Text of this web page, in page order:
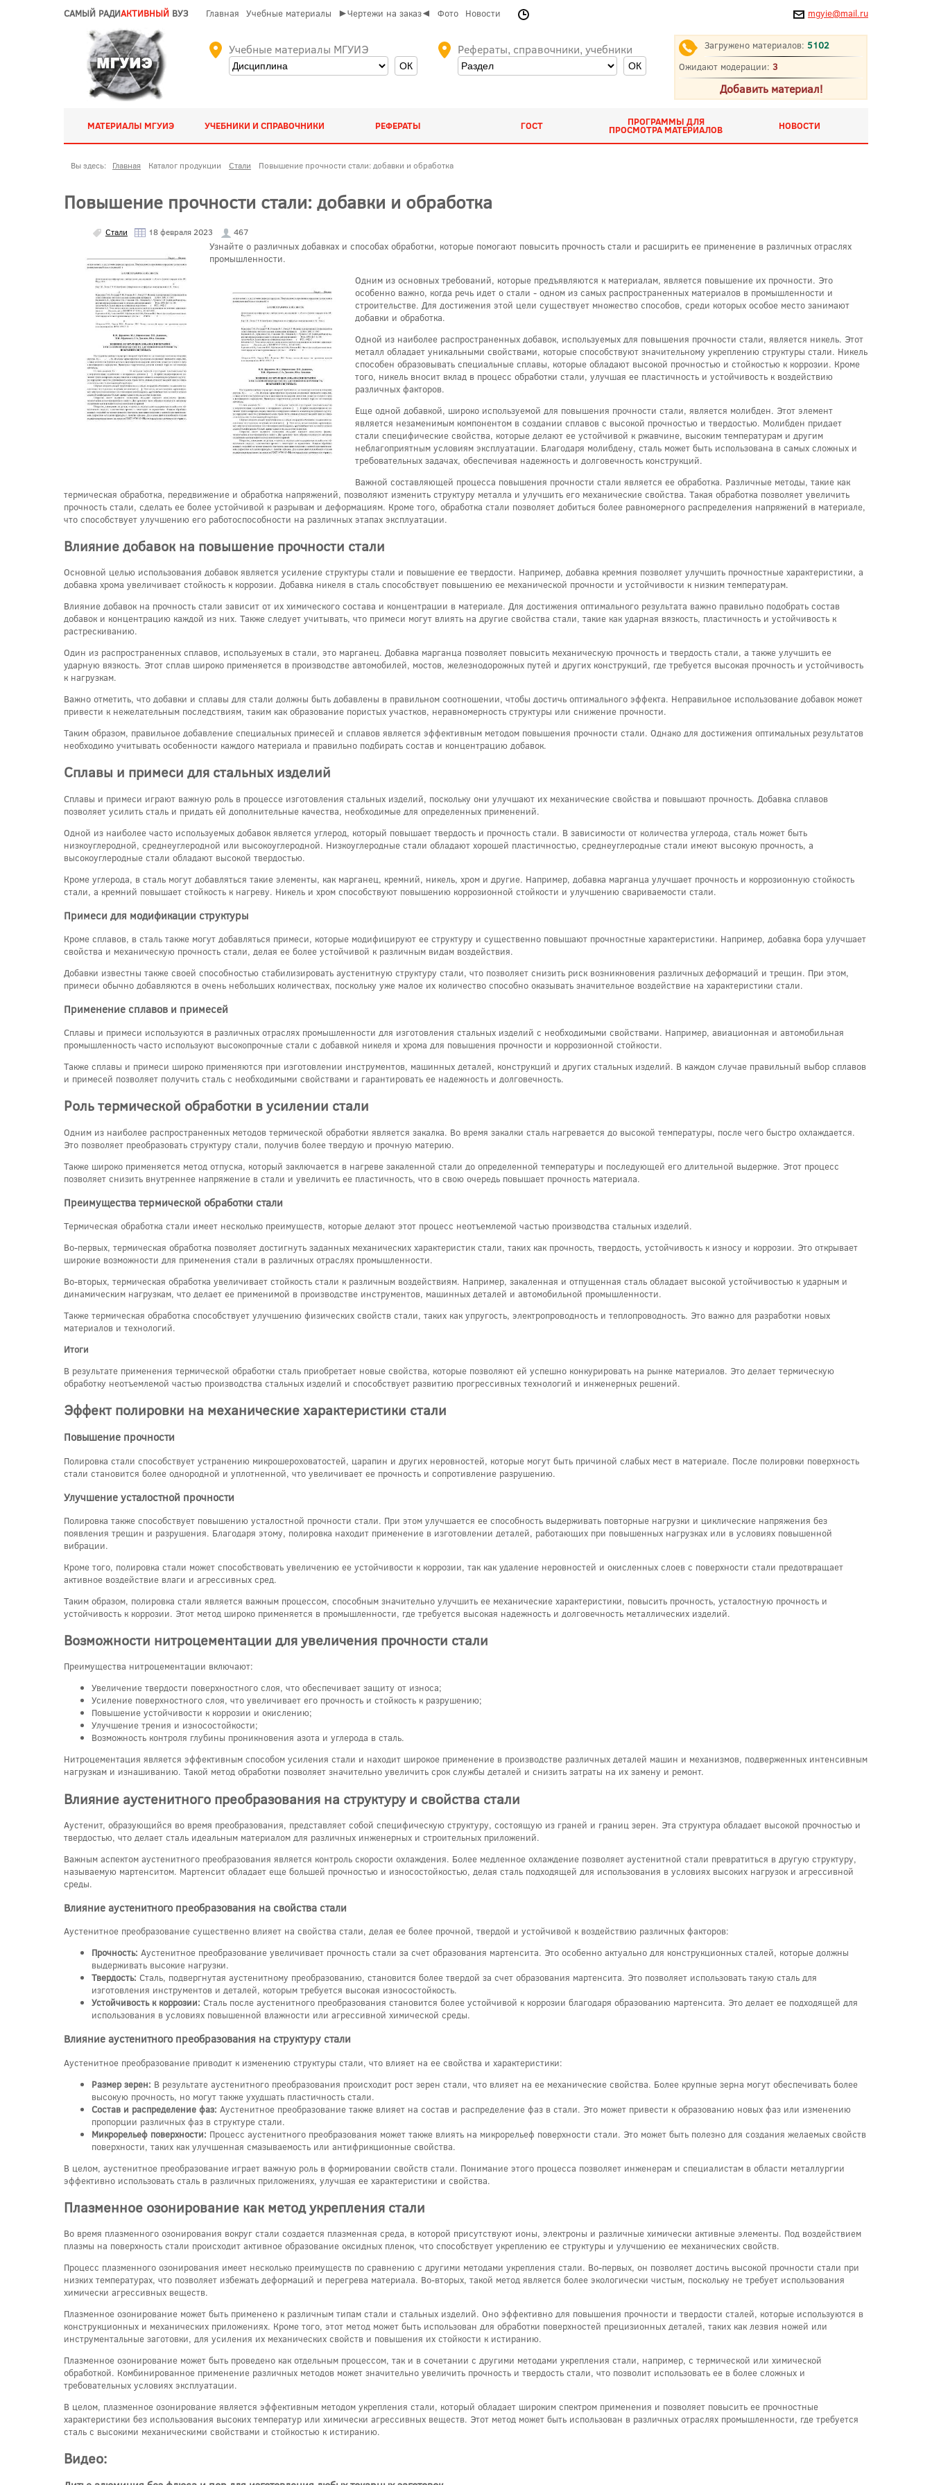
САМЫЙ РАДИАКТИВНЫЙ ВУЗ Главная Учебные материалы ►Чертежи на заказ◄ Фото Новости mgyie@mail.ru
Учебные материалы МГУИЭ Рефераты, справочники, учебники Загружено материалов: 5102
Ожидают модерации: 3
Добавить материал!
МАТЕРИАЛЫ МГУИЭ УЧЕБНИКИ И СПРАВОЧНИКИ РЕФЕРАТЫ ГОСТ ПРОГРАММЫ ДЛЯ
ПРОСМОТРА МАТЕРИАЛОВ НОВОСТИ
Вы здесь: Главная Каталог продукции Стали Повышение прочности стали: добавки и обработка
Повышение прочности стали: добавки и обработка
Стали 18 февраля 2023 467
Узнайте о различных добавках и способах обработки, которые помогают повысить прочность стали и расширить ее применение в различных отраслях
промышленности.
Одним из основных требований, которые предъявляются к материалам, является повышение их прочности. Это
особенно важно, когда речь идет о стали - одном из самых распространенных материалов в промышленности и
строительстве. Для достижения этой цели существует множество способов, среди которых особое место занимают
добавки и обработка.
Одной из наиболее распространенных добавок, используемых для повышения прочности стали, является никель. Этот
металл обладает уникальными свойствами, которые способствуют значительному укреплению структуры стали. Никель
способен образовывать специальные сплавы, которые обладают высокой прочностью и стойкостью к коррозии. Кроме
того, никель вносит вклад в процесс обработки стали, улучшая ее пластичность и устойчивость к воздействию
различных факторов.
Еще одной добавкой, широко используемой для повышения прочности стали, является молибден. Этот элемент
является незаменимым компонентом в создании сплавов с высокой прочностью и твердостью. Молибден придает
стали специфические свойства, которые делают ее устойчивой к ржавчине, высоким температурам и другим
неблагоприятным условиям эксплуатации. Благодаря молибдену, сталь может быть использована в самых сложных и
требовательных задачах, обеспечивая надежность и долговечность конструкций.
Важной составляющей процесса повышения прочности стали является ее обработка. Различные методы, такие как
термическая обработка, передвижение и обработка напряжений, позволяют изменить структуру металла и улучшить его механические свойства. Такая обработка позволяет увеличить
прочность стали, сделать ее более устойчивой к разрывам и деформациям. Кроме того, обработка стали позволяет добиться более равномерного распределения напряжений в материале,
что способствует улучшению его работоспособности на различных этапах эксплуатации.
Влияние добавок на повышение прочности стали
Основной целью использования добавок является усиление структуры стали и повышение ее твердости. Например, добавка кремния позволяет улучшить прочностные характеристики, а
добавка хрома увеличивает стойкость к коррозии. Добавка никеля в сталь способствует повышению ее механической прочности и устойчивости к низким температурам.
Влияние добавок на прочность стали зависит от их химического состава и концентрации в материале. Для достижения оптимального результата важно правильно подобрать состав
добавок и концентрацию каждой из них. Также следует учитывать, что примеси могут влиять на другие свойства стали, такие как ударная вязкость, пластичность и устойчивость к
растрескиванию.
Один из распространенных сплавов, используемых в стали, это марганец. Добавка марганца позволяет повысить механическую прочность и твердость стали, а также улучшить ее
ударную вязкость. Этот сплав широко применяется в производстве автомобилей, мостов, железнодорожных путей и других конструкций, где требуется высокая прочность и устойчивость
к нагрузкам.
Важно отметить, что добавки и сплавы для стали должны быть добавлены в правильном соотношении, чтобы достичь оптимального эффекта. Неправильное использование добавок может
привести к нежелательным последствиям, таким как образование пористых участков, неравномерность структуры или снижение прочности.
Таким образом, правильное добавление специальных примесей и сплавов является эффективным методом повышения прочности стали. Однако для достижения оптимальных результатов
необходимо учитывать особенности каждого материала и правильно подбирать состав и концентрацию добавок.
Сплавы и примеси для стальных изделий
Сплавы и примеси играют важную роль в процессе изготовления стальных изделий, поскольку они улучшают их механические свойства и повышают прочность. Добавка сплавов
позволяет усилить сталь и придать ей дополнительные качества, необходимые для определенных применений.
Одной из наиболее часто используемых добавок является углерод, который повышает твердость и прочность стали. В зависимости от количества углерода, сталь может быть
низкоуглеродной, среднеуглеродной или высокоуглеродной. Низкоуглеродные стали обладают хорошей пластичностью, среднеуглеродные стали имеют высокую прочность, а
высокоуглеродные стали обладают высокой твердостью.
Кроме углерода, в сталь могут добавляться такие элементы, как марганец, кремний, никель, хром и другие. Например, добавка марганца улучшает прочность и коррозионную стойкость
стали, а кремний повышает стойкость к нагреву. Никель и хром способствуют повышению коррозионной стойкости и улучшению свариваемости стали.
Примеси для модификации структуры
Кроме сплавов, в сталь также могут добавляться примеси, которые модифицируют ее структуру и существенно повышают прочностные характеристики. Например, добавка бора улучшает
свойства и механическую прочность стали, делая ее более устойчивой к различным видам воздействия.
Добавки известны также своей способностью стабилизировать аустенитную структуру стали, что позволяет снизить риск возникновения различных деформаций и трещин. При этом,
примеси обычно добавляются в очень небольших количествах, поскольку уже малое их количество способно оказывать значительное воздействие на характеристики стали.
Применение сплавов и примесей
Сплавы и примеси используются в различных отраслях промышленности для изготовления стальных изделий с необходимыми свойствами. Например, авиационная и автомобильная
промышленность часто используют высокопрочные стали с добавкой никеля и хрома для повышения прочности и коррозионной стойкости.
Также сплавы и примеси широко применяются при изготовлении инструментов, машинных деталей, конструкций и других стальных изделий. В каждом случае правильный выбор сплавов
и примесей позволяет получить сталь с необходимыми свойствами и гарантировать ее надежность и долговечность.
Роль термической обработки в усилении стали
Одним из наиболее распространенных методов термической обработки является закалка. Во время закалки сталь нагревается до высокой температуры, после чего быстро охлаждается.
Это позволяет преобразовать структуру стали, получив более твердую и прочную материю.
Также широко применяется метод отпуска, который заключается в нагреве закаленной стали до определенной температуры и последующей его длительной выдержке. Этот процесс
позволяет снизить внутреннее напряжение в стали и увеличить ее пластичность, что в свою очередь повышает прочность материала.
Преимущества термической обработки стали
Термическая обработка стали имеет несколько преимуществ, которые делают этот процесс неотъемлемой частью производства стальных изделий.
Во-первых, термическая обработка позволяет достигнуть заданных механических характеристик стали, таких как прочность, твердость, устойчивость к износу и коррозии. Это открывает
широкие возможности для применения стали в различных отраслях промышленности.
Во-вторых, термическая обработка увеличивает стойкость стали к различным воздействиям. Например, закаленная и отпущенная сталь обладает высокой устойчивостью к ударным и
динамическим нагрузкам, что делает ее применимой в производстве инструментов, машинных деталей и автомобильной промышленности.
Также термическая обработка способствует улучшению физических свойств стали, таких как упругость, электропроводность и теплопроводность. Это важно для разработки новых
материалов и технологий.
Итоги
В результате применения термической обработки сталь приобретает новые свойства, которые позволяют ей успешно конкурировать на рынке материалов. Это делает термическую
обработку неотъемлемой частью производства стальных изделий и способствует развитию прогрессивных технологий и инженерных решений.
Эффект полировки на механические характеристики стали
Повышение прочности
Полировка стали способствует устранению микрошероховатостей, царапин и других неровностей, которые могут быть причиной слабых мест в материале. После полировки поверхность
стали становится более однородной и уплотненной, что увеличивает ее прочность и сопротивление разрушению.
Улучшение усталостной прочности
Полировка также способствует повышению усталостной прочности стали. При этом улучшается ее способность выдерживать повторные нагрузки и циклические напряжения без
появления трещин и разрушения. Благодаря этому, полировка находит применение в изготовлении деталей, работающих при повышенных нагрузках или в условиях повышенной
вибрации.
Кроме того, полировка стали может способствовать увеличению ее устойчивости к коррозии, так как удаление неровностей и окисленных слоев с поверхности стали предотвращает
активное воздействие влаги и агрессивных сред.
Таким образом, полировка стали является важным процессом, способным значительно улучшить ее механические характеристики, повысить прочность, усталостную прочность и
устойчивость к коррозии. Этот метод широко применяется в промышленности, где требуется высокая надежность и долговечность металлических изделий.
Возможности нитроцементации для увеличения прочности стали
Преимущества нитроцементации включают:
Увеличение твердости поверхностного слоя, что обеспечивает защиту от износа;
Усиление поверхностного слоя, что увеличивает его прочность и стойкость к разрушению;
Повышение устойчивости к коррозии и окислению;
Улучшение трения и износостойкости;
Возможность контроля глубины проникновения азота и углерода в сталь.
Нитроцементация является эффективным способом усиления стали и находит широкое применение в производстве различных деталей машин и механизмов, подверженных интенсивным
нагрузкам и изнашиванию. Такой метод обработки позволяет значительно увеличить срок службы деталей и снизить затраты на их замену и ремонт.
Влияние аустенитного преобразования на структуру и свойства стали
Аустенит, образующийся во время преобразования, представляет собой специфическую структуру, состоящую из граней и границ зерен. Эта структура обладает высокой прочностью и
твердостью, что делает сталь идеальным материалом для различных инженерных и строительных приложений.
Важным аспектом аустенитного преобразования является контроль скорости охлаждения. Более медленное охлаждение позволяет аустенитной стали превратиться в другую структуру,
называемую мартенситом. Мартенсит обладает еще большей прочностью и износостойкостью, делая сталь подходящей для использования в условиях высоких нагрузок и агрессивной
среды.
Влияние аустенитного преобразования на свойства стали
Аустенитное преобразование существенно влияет на свойства стали, делая ее более прочной, твердой и устойчивой к воздействию различных факторов:
Прочность: Аустенитное преобразование увеличивает прочность стали за счет образования мартенсита. Это особенно актуально для конструкционных сталей, которые должны
выдерживать высокие нагрузки.
Твердость: Сталь, подвергнутая аустенитному преобразованию, становится более твердой за счет образования мартенсита. Это позволяет использовать такую сталь для
изготовления инструментов и деталей, которым требуется высокая износостойкость.
Устойчивость к коррозии: Сталь после аустенитного преобразования становится более устойчивой к коррозии благодаря образованию мартенсита. Это делает ее подходящей для
использования в условиях повышенной влажности или агрессивной химической среды.
Влияние аустенитного преобразования на структуру стали
Аустенитное преобразование приводит к изменению структуры стали, что влияет на ее свойства и характеристики:
Размер зерен: В результате аустенитного преобразования происходит рост зерен стали, что влияет на ее механические свойства. Более крупные зерна могут обеспечивать более
высокую прочность, но могут также ухудшать пластичность стали.
Состав и распределение фаз: Аустенитное преобразование также влияет на состав и распределение фаз в стали. Это может привести к образованию новых фаз или изменению
пропорции различных фаз в структуре стали.
Микрорельеф поверхности: Процесс аустенитного преобразования может также влиять на микрорельеф поверхности стали. Это может быть полезно для создания желаемых свойств
поверхности, таких как улучшенная смазываемость или антифрикционные свойства.
В целом, аустенитное преобразование играет важную роль в формировании свойств стали. Понимание этого процесса позволяет инженерам и специалистам в области металлургии
эффективно использовать сталь в различных приложениях, улучшая ее характеристики и свойства.
Плазменное озонирование как метод укрепления стали
Во время плазменного озонирования вокруг стали создается плазменная среда, в которой присутствуют ионы, электроны и различные химически активные элементы. Под воздействием
плазмы на поверхность стали происходит активное образование оксидных пленок, что способствует укреплению ее структуры и улучшению ее механических свойств.
Процесс плазменного озонирования имеет несколько преимуществ по сравнению с другими методами укрепления стали. Во-первых, он позволяет достичь высокой прочности стали при
низких температурах, что позволяет избежать деформаций и перегрева материала. Во-вторых, такой метод является более экологически чистым, поскольку не требует использования
химически агрессивных веществ.
Плазменное озонирование может быть применено к различным типам стали и стальных изделий. Оно эффективно для повышения прочности и твердости сталей, которые используются в
конструкционных и механических приложениях. Кроме того, этот метод может быть использован для обработки поверхностей прецизионных деталей, таких как лезвия ножей или
инструментальные заготовки, для усиления их механических свойств и повышения их стойкости к истиранию.
Плазменное озонирование может быть проведено как отдельным процессом, так и в сочетании с другими методами укрепления стали, например, с термической или химической
обработкой. Комбинированное применение различных методов может значительно увеличить прочность и твердость стали, что позволит использовать ее в более сложных и
требовательных условиях эксплуатации.
В целом, плазменное озонирование является эффективным методом укрепления стали, который обладает широким спектром применения и позволяет повысить ее прочностные
характеристики без использования высоких температур или химически агрессивных веществ. Этот метод может быть использован в различных отраслях промышленности, где требуется
сталь с высокими механическими свойствами и стойкостью к истиранию.
Видео: